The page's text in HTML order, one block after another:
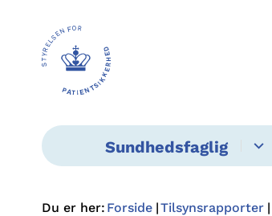
Sundhedsfaglig
Du er her: Forside Tilsynsrapporter